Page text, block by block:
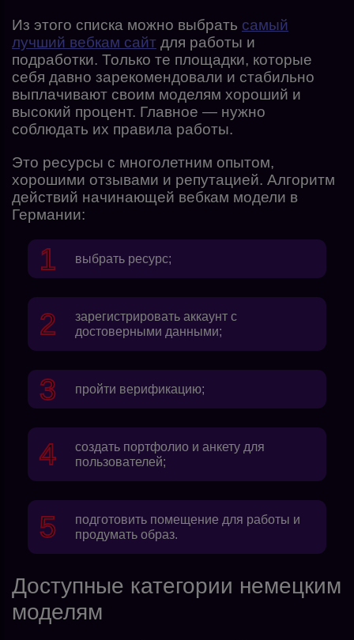
Из этого списка можно выбрать самый
лучший вебкам сайт для работы и
подработки. Только те площадки, которые
себя давно зарекомендовали и стабильно
выплачивают своим моделям хороший и
высокий процент. Главное — нужно
соблюдать их правила работы.
Это ресурсы с многолетним опытом,
хорошими отзывами и репутацией. Алгоритм
действий начинающей вебкам модели в
Германии:
выбрать ресурс;
зарегистрировать аккаунт с
достоверными данными;
пройти верификацию;
создать портфолио и анкету для
пользователей;
подготовить помещение для работы и
продумать образ.
Доступные категории немецким
моделям